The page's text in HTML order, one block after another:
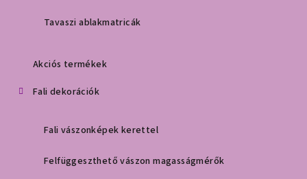
Tavaszi ablakmatricák
Akciós termékek
Fali dekorációk
Fali vászonképek kerettel
Felfüggeszthető vászon magasságmérők